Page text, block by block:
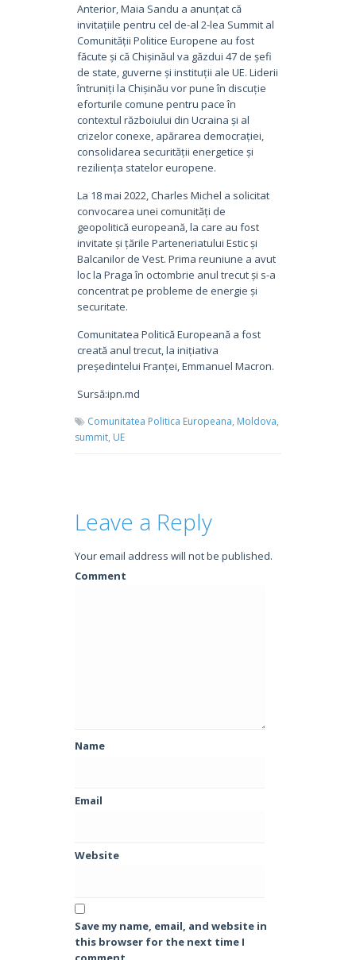
Anterior, Maia Sandu a anunțat că
invitațiile pentru cel de-al 2-lea Summit al
Comunității Politice Europene au fost
făcute și că Chișinăul va găzdui 47 de șefi
de state, guverne și instituții ale UE. Liderii
întruniți la Chișinău vor pune în discuție
eforturile comune pentru pace în
contextul războiului din Ucraina și al
crizelor conexe, apărarea democrației,
consolidarea securității energetice și
reziliența statelor europene.
La 18 mai 2022, Charles Michel a solicitat
convocarea unei comunități de
geopolitică europeană, la care au fost
invitate și țările Parteneriatului Estic și
Balcanilor de Vest. Prima reuniune a avut
loc la Praga în octombrie anul trecut și s-a
concentrat pe probleme de energie și
securitate.
Comunitatea Politică Europeană a fost
creată anul trecut, la inițiativa
președintelui Franței, Emmanuel Macron.
Sursă:ipn.md
Comunitatea Politica Europeana, Moldova,
summit, UE
Leave a Reply
Your email address will not be published.
Comment
Name
Email
Website
Save my name, email, and website in
this browser for the next time I